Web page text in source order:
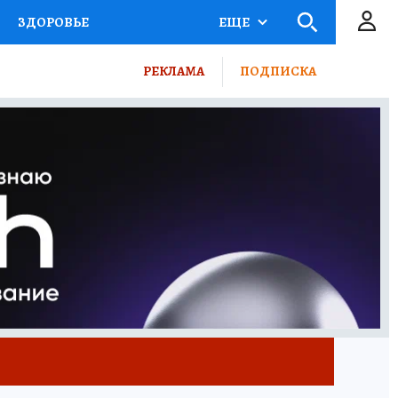
ЗДОРОВЬЕ
НА СПОРТ ПРОМОКОДЫ
ЕЩЕ
РЕКЛАМА ПОДПИСКА